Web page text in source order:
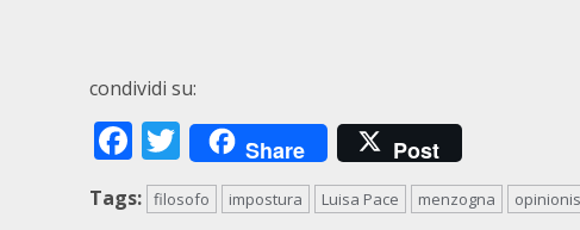
condividi su:
Facebook
Twitter
Share Post
Tags: filosofo impostura Luisa Pace menzogna